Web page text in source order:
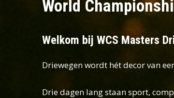
World
Welkom bij WCS Masters
Driewegen wordt hét decor van
Drie dagen lang staan sport,